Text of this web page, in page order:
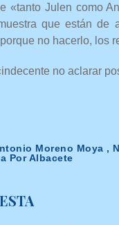
«tanto Julen como
que están
no hacerlo, los
no aclarar
Moreno Moya ,
Por Albacete